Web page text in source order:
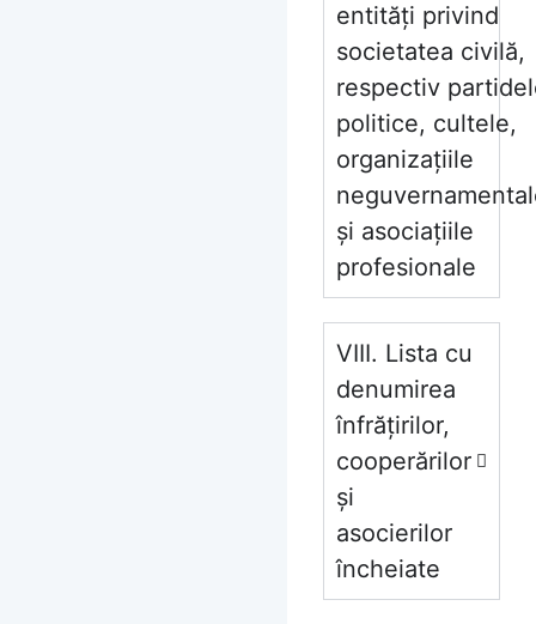
entități privind
societatea civilă,
respectiv
politice, cultele,
organizațiile
și asociațiile
profesionale
VIII. Lista cu
denumirea
înfrățirilor,
cooperărilor
și
asocierilor
încheiate